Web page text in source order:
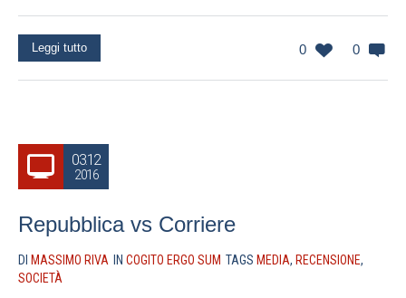
0 0
Leggi tutto
03.12
2016
Repubblica vs Corriere
DI MASSIMO RIVA IN COGITO ERGO SUM TAGS MEDIA, RECENSIONE,
SOCIETÀ